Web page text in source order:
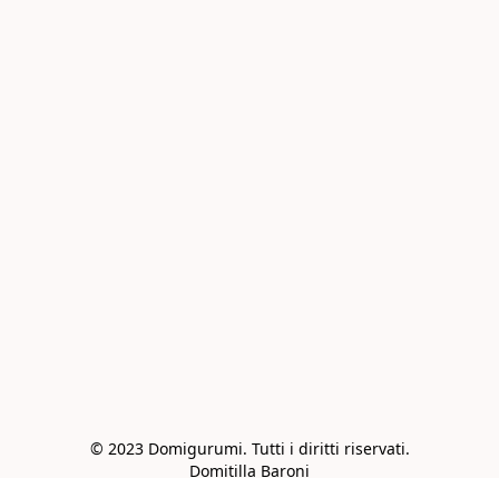
© 2023 Domigurumi. Tutti i diritti riservati.
Domitilla Baroni